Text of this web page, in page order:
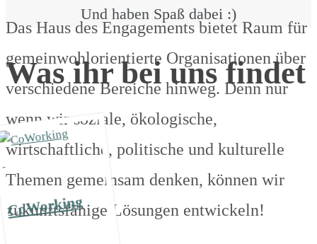
Das Haus des Engagements bietet Raum für
gemeinwohlorientierte Organisationen über
verschiedene Bereiche hinweg. Denn nur
wenn wir soziale, ökologische,
wirtschaftliche, politische und kulturelle
Themen gemeinsam denken, können wir
zukunftsfähige Lösungen entwickeln!
Und haben Spaß dabei :)
Was ihr bei uns findet
CoWorking